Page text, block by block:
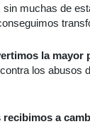
muchas de
la
los abusos
a